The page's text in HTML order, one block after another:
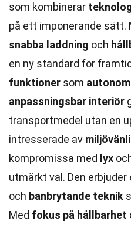
som kombinerar
på ett imponerande sätt.
snabba laddning och
en ny standard för
funktioner som
anpassningsbar interiör
transportmedel utan en
intresserade av
kompromissa med lyx
utmärkt val. Den erbjuder
och banbrytande teknik
Med fokus på hållbarhet